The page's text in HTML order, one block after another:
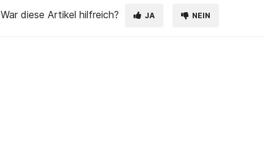
War diese Artikel hilfreich? JA NEIN